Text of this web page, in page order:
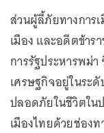
ส่วนผู้ลี้ภัยทางการ
เมือง และอดีตข้าร
การรัฐประหารพม่
เศรษฐกิจอยู่ในระ
ปลอดภัยในชีวิตใน
เมืองไทยด้วยช่อง